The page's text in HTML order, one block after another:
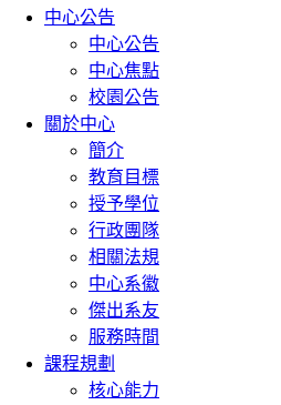
中心公告
中心公告
中心焦點
校園公告
關於中心
簡介
教育目標
授予學位
行政團隊
相關法規
中心系徽
傑出系友
服務時間
課程規劃
核心能力